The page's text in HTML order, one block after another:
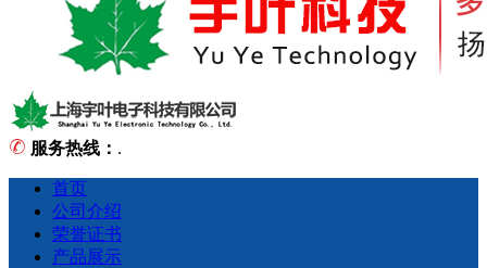
服务热线： .
首页
公司介绍
荣誉证书
产品展示